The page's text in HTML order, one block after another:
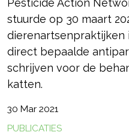
Pesticide Action
stuurde op 30 maart
dierenartsenpraktijken
direct bepaalde
schrijven voor de
katten.
30 Mar 2021
PUBLICATIES